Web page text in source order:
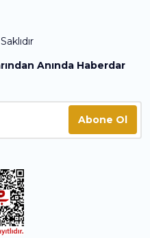
Anında Haberdar
Abone Ol